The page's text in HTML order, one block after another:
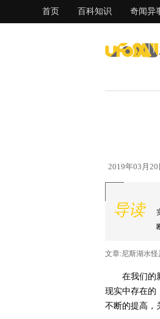
首页 百科知识 奇闻异
2019年03月20
导读
文章:尼斯湖水
在我们的
现实中存在的
不断的提高，